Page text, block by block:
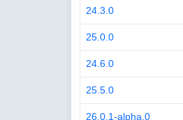
24.3.0
25.0.0
24.6.0
25.5.0
26.0.1-alpha.0